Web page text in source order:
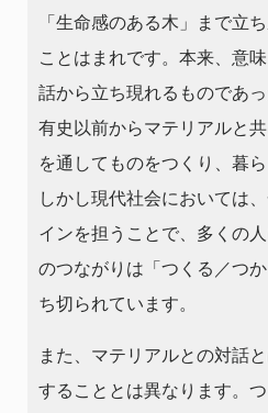
「生命感のある木」まで立
ことはまれです。本来、意
話から立ち現れるものであ
有史以前からマテリアルと
を通してものをつくり、暮
しかし現代社会においては
インを担うことで、多くの
のつながりは「つくる／つ
ち切られています。
また、マテリアルとの対話
することとは異なります。